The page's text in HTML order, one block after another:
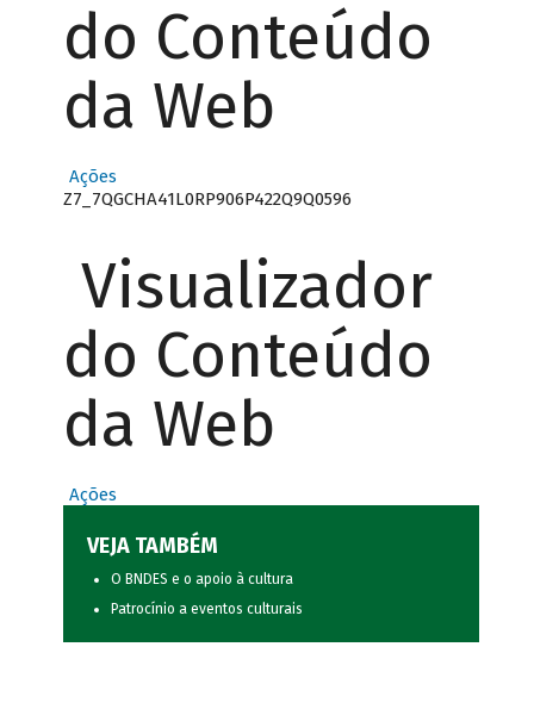
do Conteúdo
da Web
Ações
Z7_7QGCHA41L0RP906P422Q9Q0596
Visualizador
do Conteúdo
da Web
Ações
VEJA TAMBÉM
O BNDES e o apoio à cultura
Patrocínio a eventos culturais